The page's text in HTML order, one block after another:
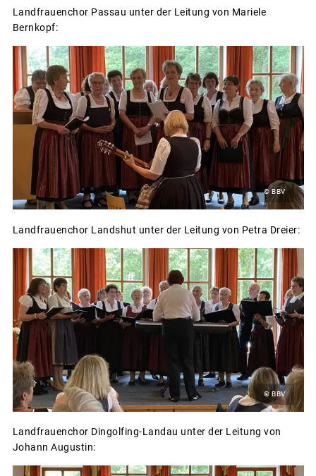
Landfrauenchor Passau unter der Leitung von Mariele
Bernkopf:
© BBV
Landfrauenchor Landshut unter der Leitung von Petra Dreier:
© BBV
Landfrauenchor Dingolfing-Landau unter der Leitung von
Johann Augustin: